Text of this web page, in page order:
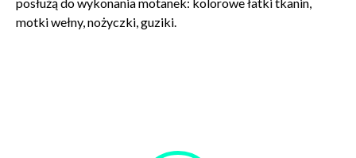
motki wełny, nożyczki, guziki.